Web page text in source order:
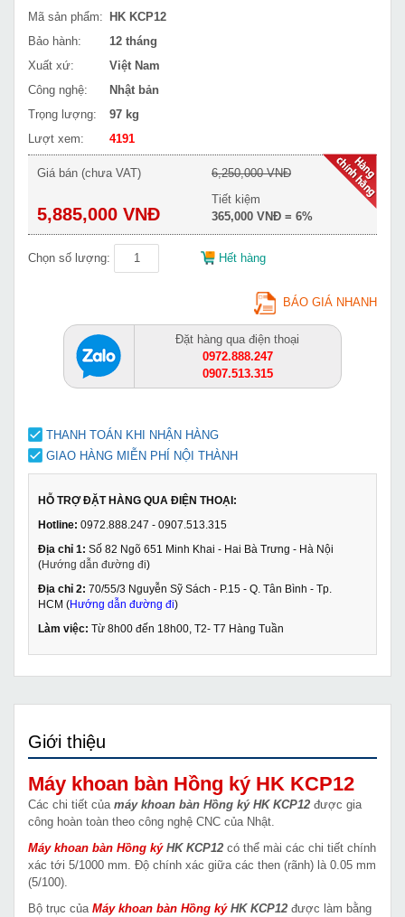
Mã sản phẩm:
HK KCP12
Bảo hành:
12 tháng
Xuất xứ:
Việt Nam
Công nghệ:
Nhật bản
Trọng lượng:
97 kg
Lượt xem:
4191
Giá bán (chưa VAT)
5,885,000 VNĐ
6,250,000 VNĐ
Tiết kiệm
365,000 VNĐ = 6%
Chọn số lượng: Hết hàng
BÁO GIÁ NHANH
Đặt hàng qua điện thoại
0972.888.247
0907.513.315
THANH TOÁN KHI NHẬN HÀNG
GIAO HÀNG MIỄN PHÍ NỘI THÀNH
HỖ TRỢ ĐẶT HÀNG QUA ĐIỆN THOẠI:
Hotline: 0972.888.247 - 0907.513.315
Địa chỉ 1: Số 82 Ngõ 651 Minh Khai - Hai Bà Trưng - Hà Nội
(Hướng dẫn đường đi)
Địa chỉ 2: 70/55/3 Nguyễn Sỹ Sách - P.15 - Q. Tân Bình - Tp.
HCM (Hướng dẫn đường đi)
Làm việc: Từ 8h00 đến 18h00, T2- T7 Hàng Tuần
Giới thiệu
Máy khoan bàn Hồng ký HK KCP12
Các chi tiết của máy khoan bàn Hồng ký HK KCP12 được gia
công hoàn toàn theo công nghệ CNC của Nhật.
Máy khoan bàn Hồng kýHK KCP12 có thể mài các chi tiết chính
xác tới 5/1000 mm. Độ chính xác giữa các then (rãnh) là 0.05 mm
(5/100).
Bộ trục của Máy khoan bàn Hồng kýHK KCP12 được làm bằng